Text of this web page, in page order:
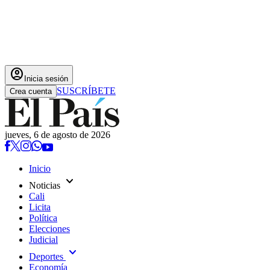
account_circle Inicia sesión
Crea cuenta SUSCRÍBETE
jueves, 6 de agosto de 2026
Inicio
Noticias expand_more
Cali
Licita
Política
Elecciones
Judicial
Deportes expand_more
Economía